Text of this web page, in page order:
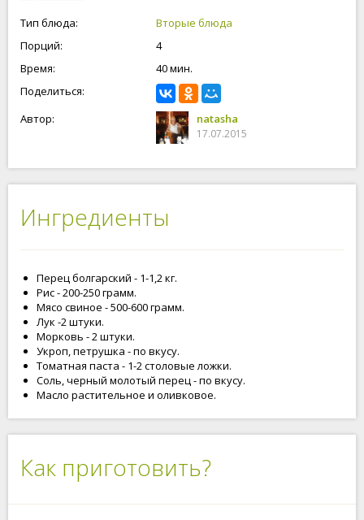
Тип блюда:
Вторые блюда
Порций:
4
Время:
40 мин.
Поделиться:
Автор:
natasha
17.07.2015
Ингредиенты
Перец болгарский - 1-1,2 кг.
Рис - 200-250 грамм.
Мясо свиное - 500-600 грамм.
Лук -2 штуки.
Морковь - 2 штуки.
Укроп, петрушка - по вкусу.
Томатная паста - 1-2 столовые ложки.
Соль, черный молотый перец - по вкусу.
Масло растительное и оливковое.
Как приготовить?